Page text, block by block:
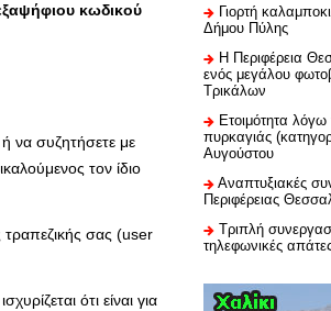
κωδικού
να συζητήσετε με
τον ίδιο
τραπεζικής σας (user
ότι είναι για
Γιορτή
Δήμου Πύλης
H Περιφέρεια
ενός μεγάλου
Τρικάλων
Ετοιμότητα
πυρκαγιάς
Αυγούστου
Αναπτυξιακές
Περιφέρειας
Τριπλή
τηλεφωνικές